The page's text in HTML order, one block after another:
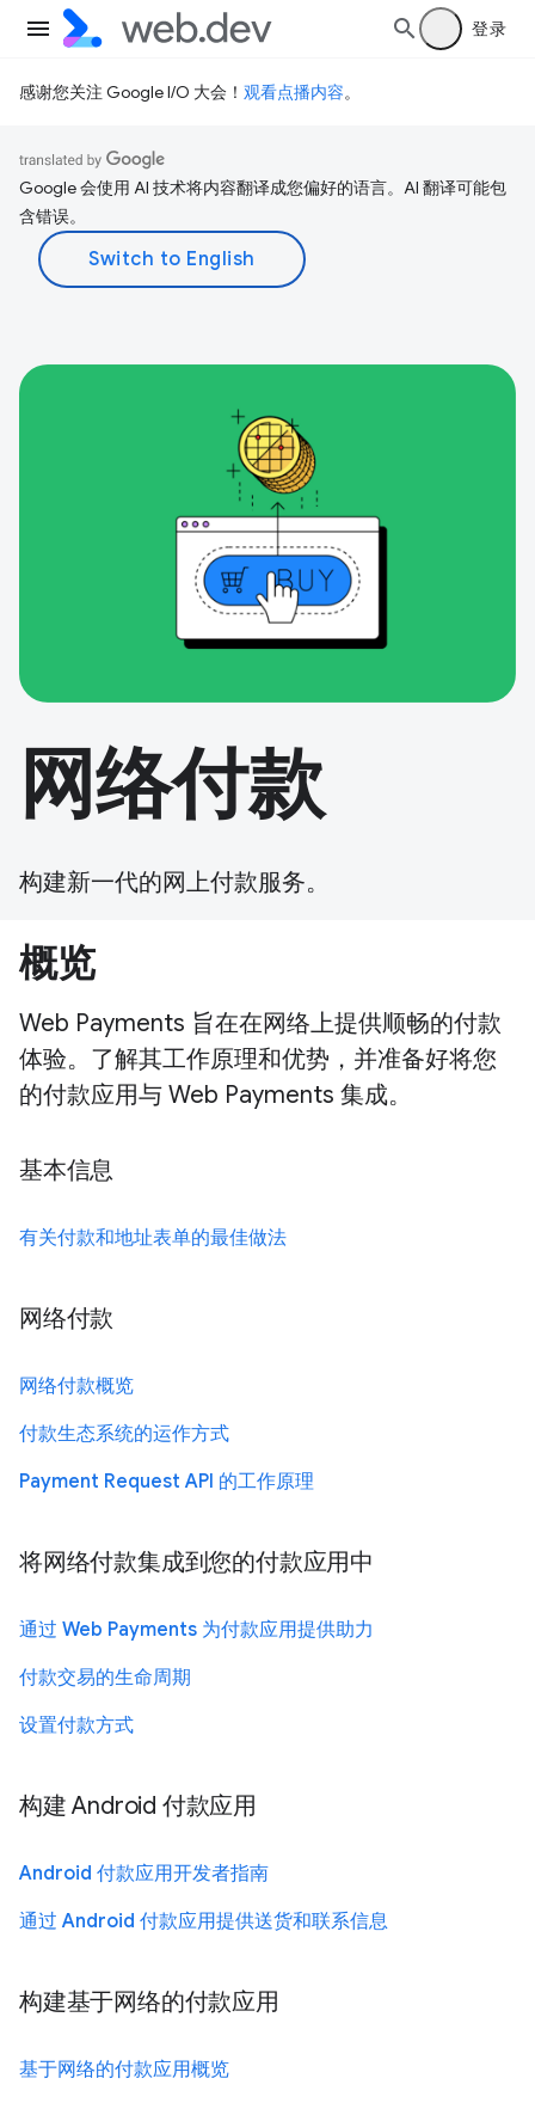
登录
感谢您关注 Google I/O 大会！ 观看点播内容。
Google 会使用 AI 技术将内容翻译成您偏好的语言。AI 翻译可能包
含错误。
网络付款
构建新一代的网上付款服务。
概览
Web Payments 旨在在网络上提供顺畅的付款
体验。了解其工作原理和优势，并准备好将您
的付款应用与 Web Payments 集成。
基本信息
有关付款和地址表单的最佳做法
网络付款
网络付款概览
付款生态系统的运作方式
Payment Request API 的工作原理
将网络付款集成到您的付款应用中
通过 Web Payments 为付款应用提供助力
付款交易的生命周期
设置付款方式
构建 Android 付款应用
Android 付款应用开发者指南
通过 Android 付款应用提供送货和联系信息
构建基于网络的付款应用
基于网络的付款应用概览